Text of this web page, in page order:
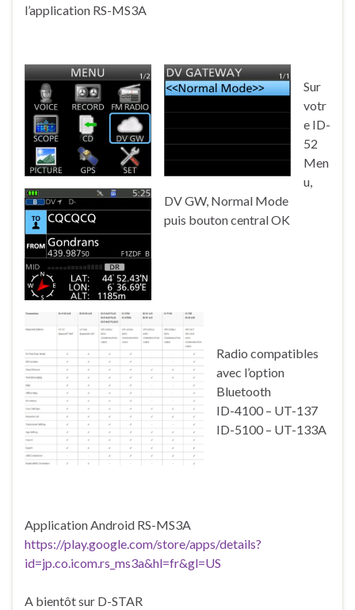
l’application RS-MS3A
Sur
votr
e ID-
52
Men
u,
DV GW, Normal Mode
puis bouton central OK
Radio compatibles
avec l’option
Bluetooth
ID-4100 – UT-137
ID-5100 – UT-133A
Application Android RS-MS3A
https://play.google.com/store/apps/details?
id=jp.co.icom.rs_ms3a&hl=fr&gl=US
A bientôt sur D-STAR